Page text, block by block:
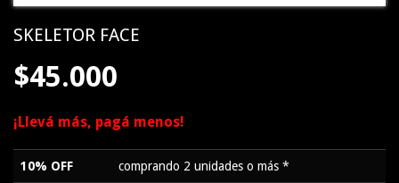
SKELETOR FACE
$45.000
¡Llevá más, pagá menos!
10% OFF comprando 2 unidades o más *